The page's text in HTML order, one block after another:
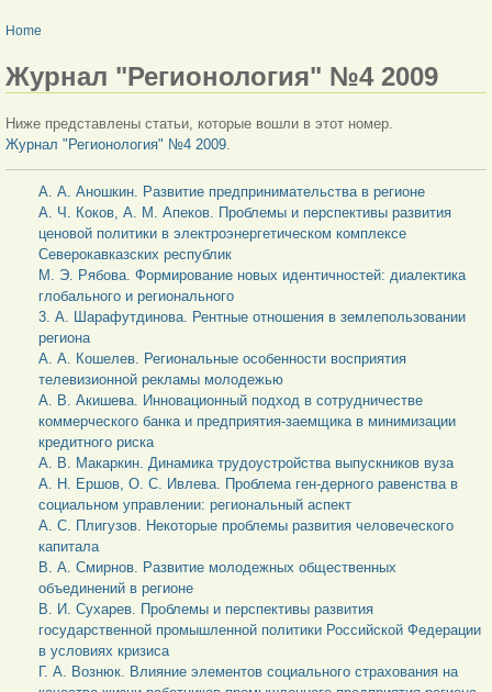
YOU ARE HERE
Home
Журнал "Регионология" №4 2009
Ниже представлены статьи, которые вошли в этот номер.
Журнал "Регионология" №4 2009.
А. А. Аношкин. Развитие предпринимательства в регионе
А. Ч. Коков, А. М. Апеков. Проблемы и перспективы развития
ценовой политики в электроэнергетическом комплексе
Северокавказских республик
М. Э. Рябова. Формирование новых идентичностей: диалектика
глобального и регионального
3. А. Шарафутдинова. Рентные отношения в землепользовании
региона
А. А. Кошелев. Региональные особенности восприятия
телевизионной рекламы молодежью
А. В. Акишева. Инновационный подход в сотрудничестве
коммерческого банка и предприятия-заемщика в минимизации
кредитного риска
А. В. Макаркин. Динамика трудоустройства выпускников вуза
А. Н. Ершов, О. С. Ивлева. Проблема ген-дерного равенства в
социальном управлении: региональный аспект
А. С. Плигузов. Некоторые проблемы развития человеческого
капитала
В. А. Смирнов. Развитие молодежных общественных
объединений в регионе
В. И. Сухарев. Проблемы и перспективы развития
государственной промышленной политики Российской Федерации
в условиях кризиса
Г. А. Вознюк. Влияние элементов социального страхования на